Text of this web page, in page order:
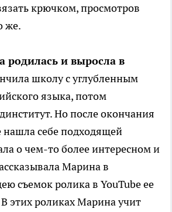
крючком, просмотров
же.
родилась и выросла в
школу с углубленным
языка, потом
Но после окончания
нашла себе подходящей
о чем-то более интересном и
Марина в
съемок ролика в YouTube ее
этих роликах Марина учит